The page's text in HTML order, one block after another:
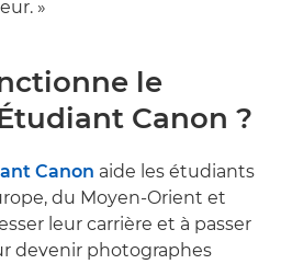
»
le
Canon ?
Canon aide les étudiants
du Moyen-Orient et
leur carrière et à passer
devenir photographes